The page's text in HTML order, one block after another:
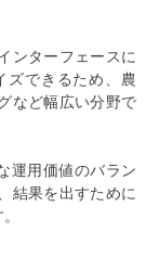
ンターフェースに
ズできるため、農
など幅広い分野で
運用価値のバラン
結果を出すために